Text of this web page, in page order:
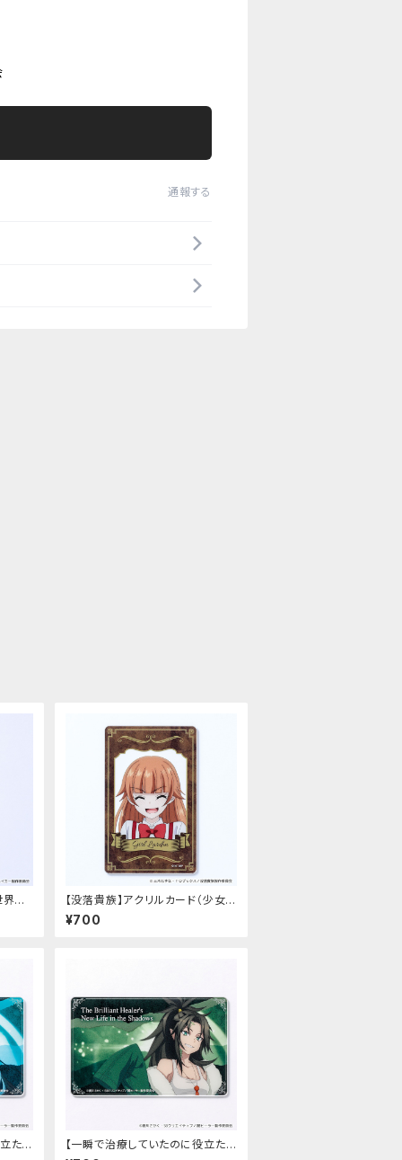
通報する
魔
マ
【没落貴族】アクリルカード（少女ラ
ードーン）
¥700
たず
【一瞬で治療していたのに役立たず